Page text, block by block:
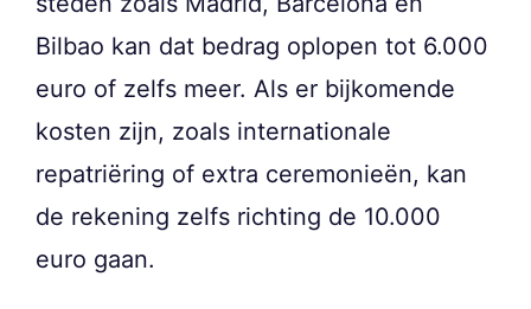
Bilbao kan dat bedrag oplopen tot 6.000
euro of zelfs meer. Als er bijkomende
kosten zijn, zoals internationale
repatriëring of extra ceremonieën, kan
de rekening zelfs richting de 10.000
euro gaan.